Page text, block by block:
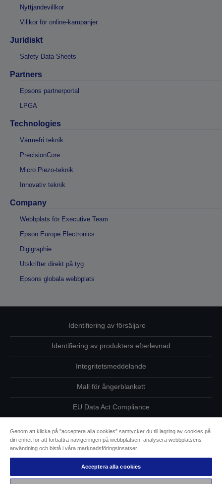
Nyttjandevillkor
Villkor för online-kampanjer
Juridiskt
Safety Data Sheets
Partners
Epsons partnerportal
LPGA
Technologies
Värmefri teknik
PrecisionCore
Micro Piezo-teknik
Innovativ teknik
Company
Webbplats för Executive Team
Epson Europe Electronics
Digigraphie
Utskrifter direkt på tyg
Epsons globala webbplats
Identifiering av försäljare
Identifiering av produkters efterlevnad
Integritetsmeddelande
Mall för ångerblankett
EU Data Act Compliance
Kontakta oss angående dina uppgifter
Information om cookies
Epsons åtagande avseende tillgänglighet
Genom att klicka på "acceptera alla cookies" samtycker du till lagring av cookies på
din enhet för att förbättra navigeringen på webbplatsen, analysera webbplatsens
användning och bistå i våra marknadsföringsinsatser.
Acceptera alla cookies